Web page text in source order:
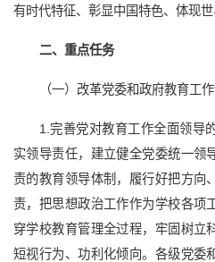
有时代特征、彰显中国特色、体现世
二、重点任务
（一）改革党委和政府教育工
1.完善党对教育工作全面领导
实领导责任，建立健全党委统一领
责的教育领导体制，履行好把方向
责，把思想政治工作作为学校各项
穿学校教育管理全过程，牢固树立
短视行为、功利化倾向。各级党委